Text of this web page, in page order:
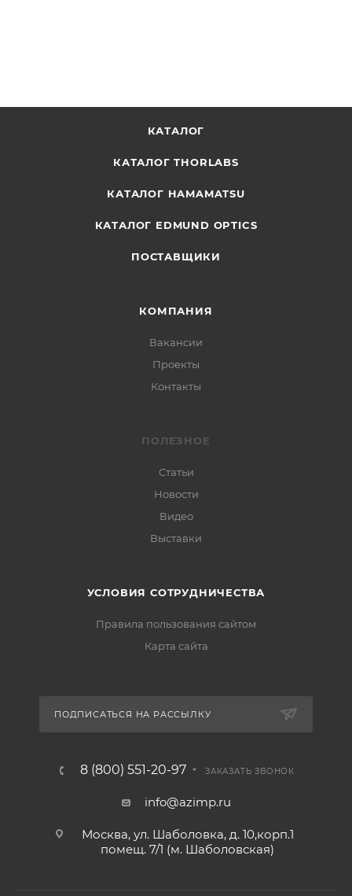
КАТАЛОГ
КАТАЛОГ THORLABS
КАТАЛОГ HAMAMATSU
КАТАЛОГ EDMUND OPTICS
ПОСТАВЩИКИ
КОМПАНИЯ
Вакансии
Проекты
Контакты
ПОЛЕЗНОЕ
Статьи
Новости
Видео
Выставки
УСЛОВИЯ СОТРУДНИЧЕСТВА
Правила пользования сайтом
Карта сайта
ПОДПИСАТЬСЯ НА РАССЫЛКУ
8 (800) 551-20-97 ЗАКАЗАТЬ ЗВОНОК
info@azimp.ru
Москва, ул. Шаболовка, д. 10,корп.1
помещ. 7/1 (м. Шаболовская)